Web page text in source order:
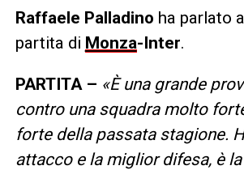
Raffaele Palladino ha parlato a
partita di Monza-Inter.
PARTITA – «È una grande
contro una squadra molto
forte della passata stagione.
attacco e la miglior difesa, è